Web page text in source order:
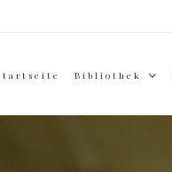
Bibliothek